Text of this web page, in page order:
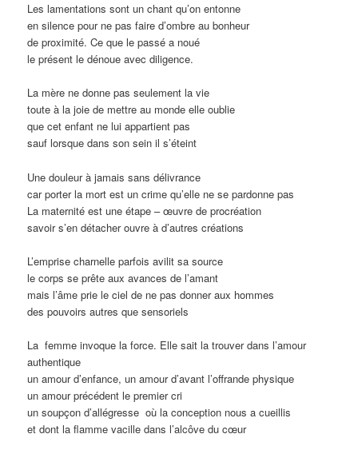
Les lamentations sont un chant qu’on entonne
en silence pour ne pas faire d’ombre au bonheur
de proximité. Ce que le passé a noué
le présent le dénoue avec diligence.
La mère ne donne pas seulement la vie
toute à la joie de mettre au monde elle oublie
que cet enfant ne lui appartient pas
sauf lorsque dans son sein il s’éteint
Une douleur à jamais sans délivrance
car porter la mort est un crime qu’elle ne se pardonne pas
La maternité est une étape – œuvre de procréation
savoir s’en détacher ouvre à d’autres créations
L’emprise charnelle parfois avilit sa source
le corps se prête aux avances de l’amant
mais l’âme prie le ciel de ne pas donner aux hommes
des pouvoirs autres que sensoriels
La femme invoque la force. Elle sait la trouver dans l’amour
authentique
un amour d’enfance, un amour d’avant l’offrande physique
un amour précédent le premier cri
un soupçon d’allégresse où la conception nous a cueillis
et dont la flamme vacille dans l’alcôve du cœur